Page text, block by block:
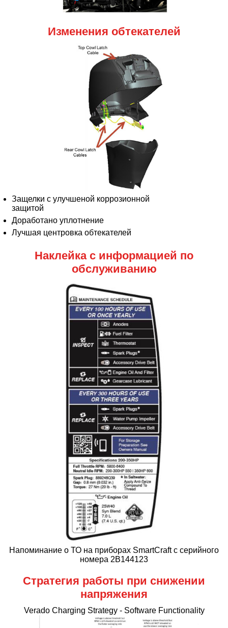
Изменения обтекателей
Защелки с улучшеной коррозионной
защитой
Доработано уплотнение
Лучшая центровка обтекателей
Наклейка с информацией по
обслуживанию
Напоминание о ТО на приборах SmartCraft с серийного
номера 2B144123
Стратегия работы при снижении
напряжения
Verado Charging Strategy - Software Functionality